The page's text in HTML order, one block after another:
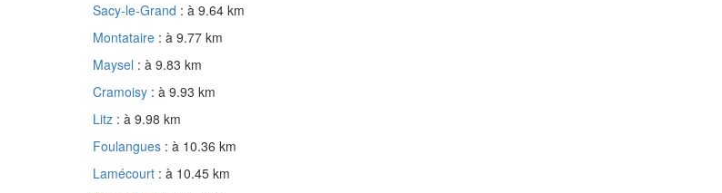
Sacy-le-Grand : à 9.64 km
Montataire : à 9.77 km
Maysel : à 9.83 km
Cramoisy : à 9.93 km
Litz : à 9.98 km
Foulangues : à 10.36 km
Lamécourt : à 10.45 km